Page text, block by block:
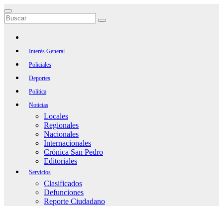
Saltar
al
contenido
Interés General
Policiales
Deportes
Política
Noticias
Locales
Regionales
Nacionales
Internacionales
Crónica San Pedro
Editoriales
Servicios
Clasificados
Defunciones
Reporte Ciudadano